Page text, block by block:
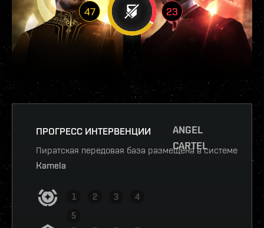
47 23
ПРОГРЕСС ИНТЕРВЕНЦИИ
Пиратская передовая база размещена в системе
Kamela
1 2 3
4
5
ANGEL
CARTEL